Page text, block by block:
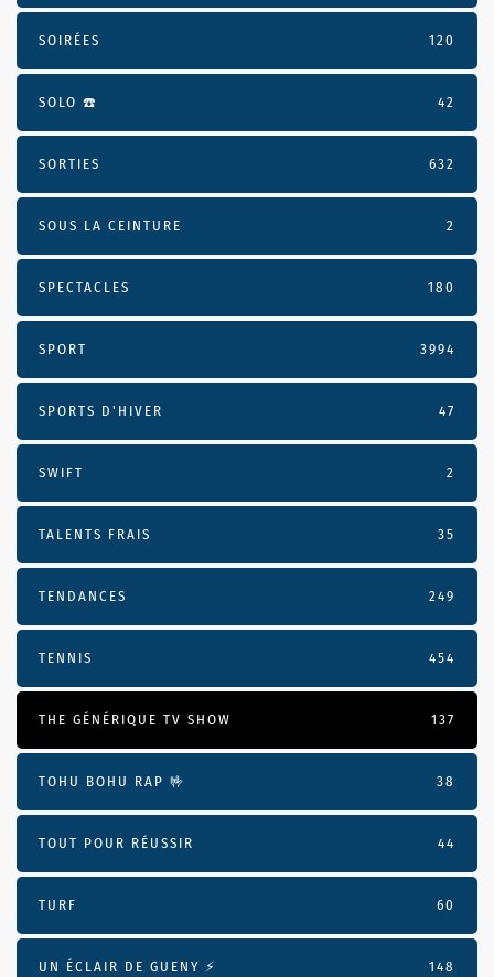
SOIRÉES 120
SOLO ☎️ 42
SORTIES 632
SOUS LA CEINTURE 2
SPECTACLES 180
SPORT 3994
SPORTS D'HIVER 47
SWIFT 2
TALENTS FRAIS 35
TENDANCES 249
TENNIS 454
THE GÉNÉRIQUE TV SHOW 137
TOHU BOHU RAP 🤟 38
TOUT POUR RÉUSSIR 44
TURF 60
UN ÉCLAIR DE GUENY ⚡️ 148